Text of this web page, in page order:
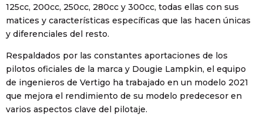
125cc, 200cc, 250cc, 280cc y 300cc, todas ellas con sus
matices y características específicas que las hacen únicas
y diferenciales del resto.
Respaldados por las constantes aportaciones de los
pilotos oficiales de la marca y Dougie Lampkin, el equipo
de ingenieros de Vertigo ha trabajado en un modelo 2021
que mejora el rendimiento de su modelo predecesor en
varios aspectos clave del pilotaje.